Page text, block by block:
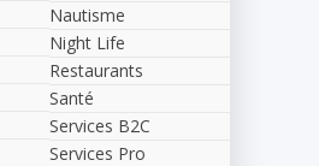
Nautisme
Night Life
Restaurants
Santé
Services B2C
Services Pro